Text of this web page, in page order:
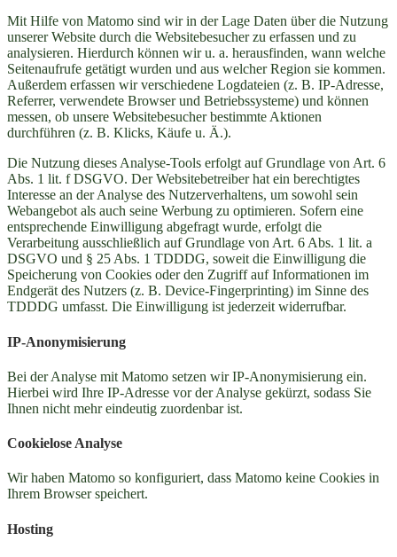
Mit Hilfe von Matomo sind wir in der Lage Daten über die Nutzung
unserer Website durch die Websitebesucher zu erfassen und zu
analysieren. Hierdurch können wir u. a. herausfinden, wann welche
Seitenaufrufe getätigt wurden und aus welcher Region sie kommen.
Außerdem erfassen wir verschiedene Logdateien (z. B. IP-Adresse,
Referrer, verwendete Browser und Betriebssysteme) und können
messen, ob unsere Websitebesucher bestimmte Aktionen
durchführen (z. B. Klicks, Käufe u. Ä.).
Die Nutzung dieses Analyse-Tools erfolgt auf Grundlage von Art. 6
Abs. 1 lit. f DSGVO. Der Websitebetreiber hat ein berechtigtes
Interesse an der Analyse des Nutzerverhaltens, um sowohl sein
Webangebot als auch seine Werbung zu optimieren. Sofern eine
entsprechende Einwilligung abgefragt wurde, erfolgt die
Verarbeitung ausschließlich auf Grundlage von Art. 6 Abs. 1 lit. a
DSGVO und § 25 Abs. 1 TDDDG, soweit die Einwilligung die
Speicherung von Cookies oder den Zugriff auf Informationen im
Endgerät des Nutzers (z. B. Device-Fingerprinting) im Sinne des
TDDDG umfasst. Die Einwilligung ist jederzeit widerrufbar.
IP-Anonymisierung
Bei der Analyse mit Matomo setzen wir IP-Anonymisierung ein.
Hierbei wird Ihre IP-Adresse vor der Analyse gekürzt, sodass Sie
Ihnen nicht mehr eindeutig zuordenbar ist.
Cookielose Analyse
Wir haben Matomo so konfiguriert, dass Matomo keine Cookies in
Ihrem Browser speichert.
Hosting